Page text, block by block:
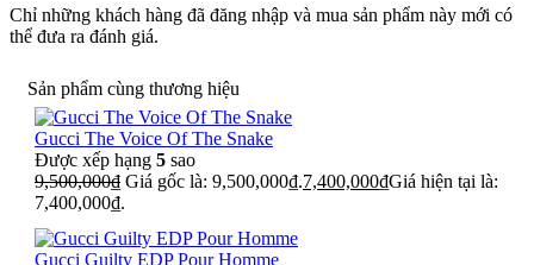
Chỉ những khách hàng đã đăng nhập và mua sản phẩm này mới có
thể đưa ra đánh giá.
Sản phẩm cùng thương hiệu
Gucci The Voice Of The Snake
Được xếp hạng 5 sao
9,500,000₫ Giá gốc là: 9,500,000₫.7,400,000₫Giá hiện tại là:
7,400,000₫.
Gucci Guilty EDP Pour Homme